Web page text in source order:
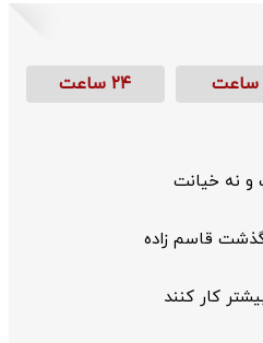
۲۴ ساعت
و نه خیانت
قاسم‌ زاده